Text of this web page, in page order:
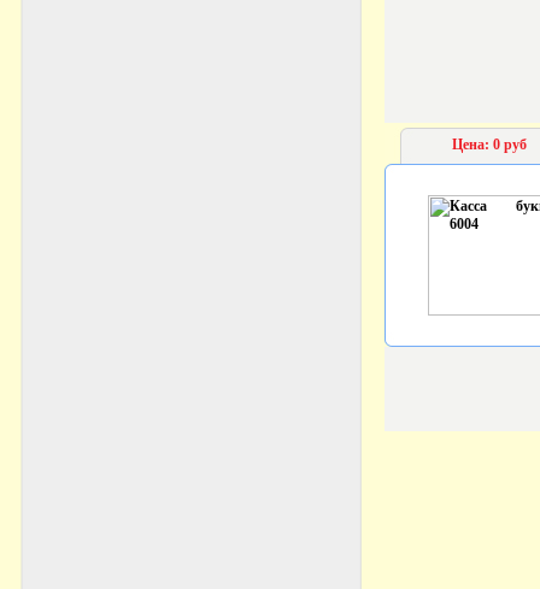
Цена: 0 руб